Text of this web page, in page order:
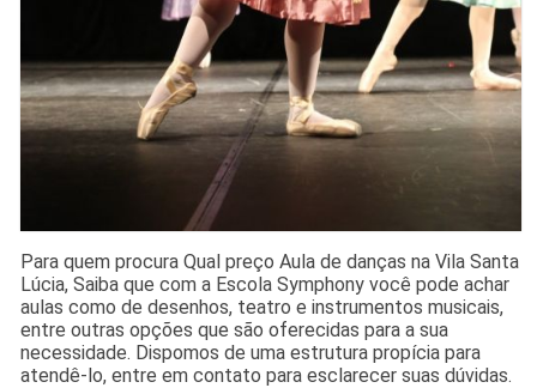
Para quem procura Qual preço Aula de danças na Vila Santa
Lúcia, Saiba que com a Escola Symphony você pode achar
aulas como de desenhos, teatro e instrumentos musicais,
entre outras opções que são oferecidas para a sua
necessidade. Dispomos de uma estrutura propícia para
atendê-lo, entre em contato para esclarecer suas dúvidas.